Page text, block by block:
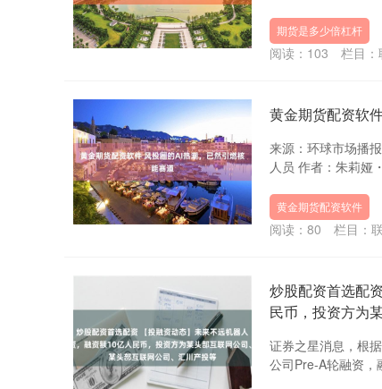
期货是多少倍杠杆
阅读： 103 栏目：
黄金期货配资软
来源：环球市场播
人员 作者：朱莉娅
黄金期货配资软件
阅读： 80 栏目：
炒股配资首选配
民币，投资方为
证券之星消息，根
公司Pre-A轮融资，